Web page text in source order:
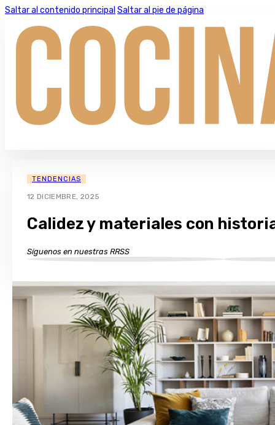
Saltar al contenido principal Saltar al pie de página
TENDENCIAS
12 DICIEMBRE, 2025
Calidez y materiales con
Síguenos en nuestras RRSS